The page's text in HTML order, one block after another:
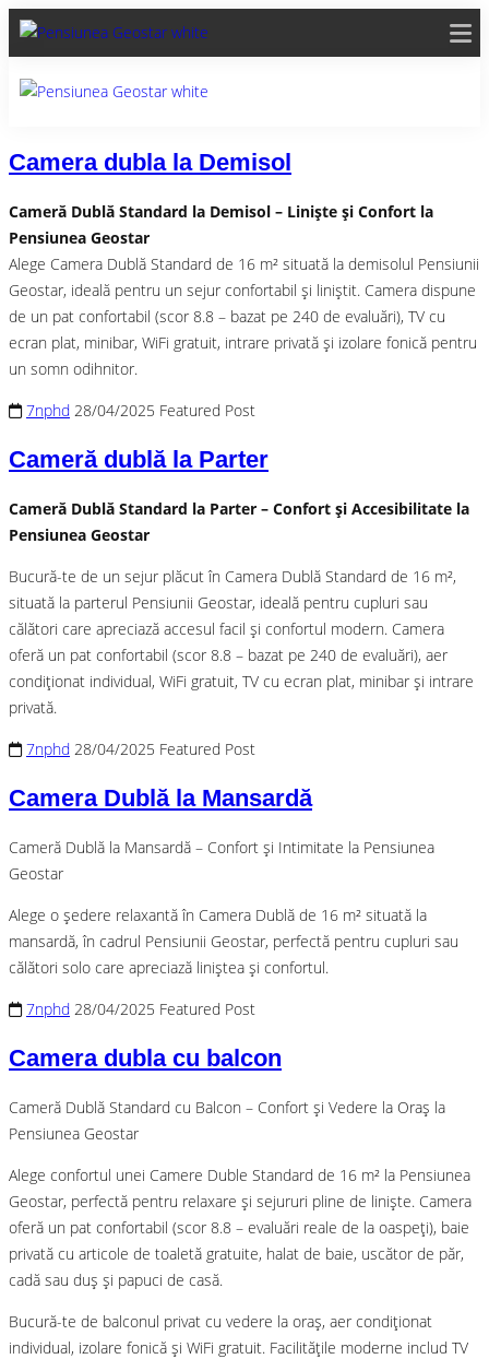
Camera dubla la Demisol
Cameră Dublă Standard la Demisol – Liniște și Confort la
Pensiunea Geostar
Alege Camera Dublă Standard de 16 m² situată la demisolul Pensiunii
Geostar, ideală pentru un sejur confortabil și liniștit. Camera dispune
de un pat confortabil (scor 8.8 – bazat pe 240 de evaluări), TV cu
ecran plat, minibar, WiFi gratuit, intrare privată și izolare fonică pentru
un somn odihnitor.
7nphd 28/04/2025 Featured Post
Cameră dublă la Parter
Cameră Dublă Standard la Parter – Confort și Accesibilitate la
Pensiunea Geostar
Bucură-te de un sejur plăcut în Camera Dublă Standard de 16 m²,
situată la parterul Pensiunii Geostar, ideală pentru cupluri sau
călători care apreciază accesul facil și confortul modern. Camera
oferă un pat confortabil (scor 8.8 – bazat pe 240 de evaluări), aer
condiționat individual, WiFi gratuit, TV cu ecran plat, minibar și intrare
privată.
7nphd 28/04/2025 Featured Post
Camera Dublă la Mansardă
Cameră Dublă la Mansardă – Confort și Intimitate la Pensiunea
Geostar
Alege o ședere relaxantă în Camera Dublă de 16 m² situată la
mansardă, în cadrul Pensiunii Geostar, perfectă pentru cupluri sau
călători solo care apreciază liniștea și confortul.
7nphd 28/04/2025 Featured Post
Camera dubla cu balcon
Cameră Dublă Standard cu Balcon – Confort și Vedere la Oraș la
Pensiunea Geostar
Alege confortul unei Camere Duble Standard de 16 m² la Pensiunea
Geostar, perfectă pentru relaxare și sejururi pline de liniște. Camera
oferă un pat confortabil (scor 8.8 – evaluări reale de la oaspeți), baie
privată cu articole de toaletă gratuite, halat de baie, uscător de păr,
cadă sau duș și papuci de casă.
Bucură-te de balconul privat cu vedere la oraș, aer condiționat
individual, izolare fonică și WiFi gratuit. Facilitățile moderne includ TV